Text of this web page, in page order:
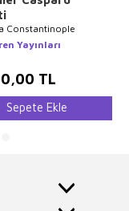
Constantinople
Yayınları
TL
Sepete Ekle